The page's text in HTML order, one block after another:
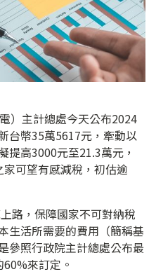
）主計總處今天公布2024
台幣35萬5617元，牽動以
提高3000元至21.3萬元，
可望有感減稅，初估逾
路，保障國家不可對納稅
生活所需要的費用（簡稱基
參照行政院主計總處公布最
來訂定。